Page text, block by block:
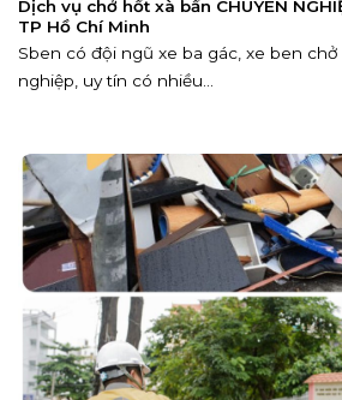
Dịch vụ chở hốt xà bần CHUYÊN
TP Hồ Chí Minh
Sben có đội ngũ xe ba gác, xe ben
nghiệp, uy tín có nhiều...